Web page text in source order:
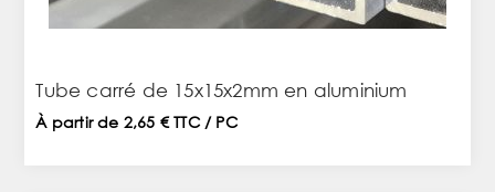
Tube carré de 15x15x2mm en aluminium
À partir de 2,65 € TTC / PC